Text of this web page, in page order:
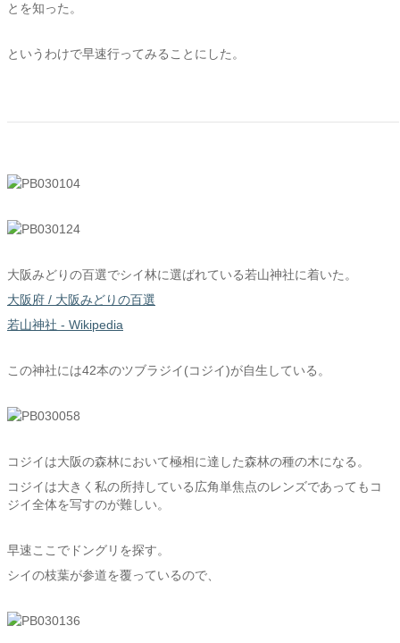
とを知った。
というわけで早速行ってみることにした。
大阪みどりの百選でシイ林に選ばれている若山神社に着いた。
大阪府 / 大阪みどりの百選
若山神社 - Wikipedia
この神社には42本のツブラジイ(コジイ)が自生している。
コジイは大阪の森林において極相に達した森林の種の木になる。
コジイは大きく私の所持している広角単焦点のレンズであってもコ
ジイ全体を写すのが難しい。
早速ここでドングリを探す。
シイの枝葉が参道を覆っているので、